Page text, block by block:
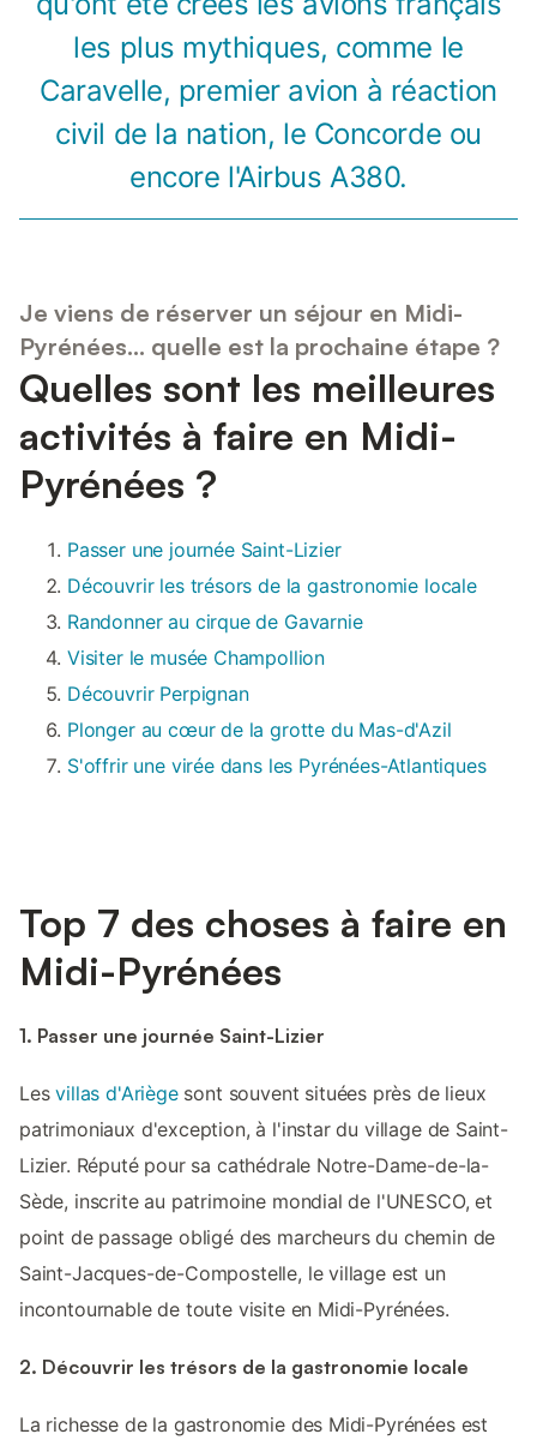
les plus mythiques, comme le
Caravelle, premier avion à réaction
civil de la nation, le Concorde ou
encore l'Airbus A380.
Je viens de réserver un séjour en Midi-
Pyrénées... quelle est la prochaine étape ?
Quelles sont les meilleures
activités à faire en Midi-
Pyrénées ?
Passer une journée Saint-Lizier
Découvrir les trésors de la gastronomie locale
Randonner au cirque de Gavarnie
Visiter le musée Champollion
Découvrir Perpignan
Plonger au cœur de la grotte du Mas-d'Azil
S'offrir une virée dans les Pyrénées-Atlantiques
Top 7 des choses à faire en
Midi-Pyrénées
1. Passer une journée Saint-Lizier
Lesvillas d'Ariègesont souvent situées près de lieux
patrimoniaux d'exception, à l'instar du village de Saint-
Lizier. Réputé pour sa cathédrale Notre-Dame-de-la-
Sède, inscrite au patrimoine mondial de l'UNESCO, et
point de passage obligé des marcheurs du chemin de
Saint-Jacques-de-Compostelle, le village est un
incontournable de toute visite en Midi-Pyrénées.
2. Découvrir les trésors de la gastronomie locale
La richesse de la gastronomie des Midi-Pyrénées est